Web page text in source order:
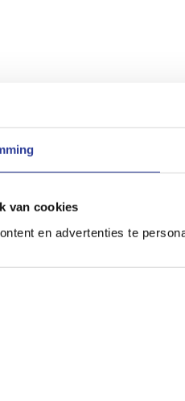
van cookies
en advertenties te